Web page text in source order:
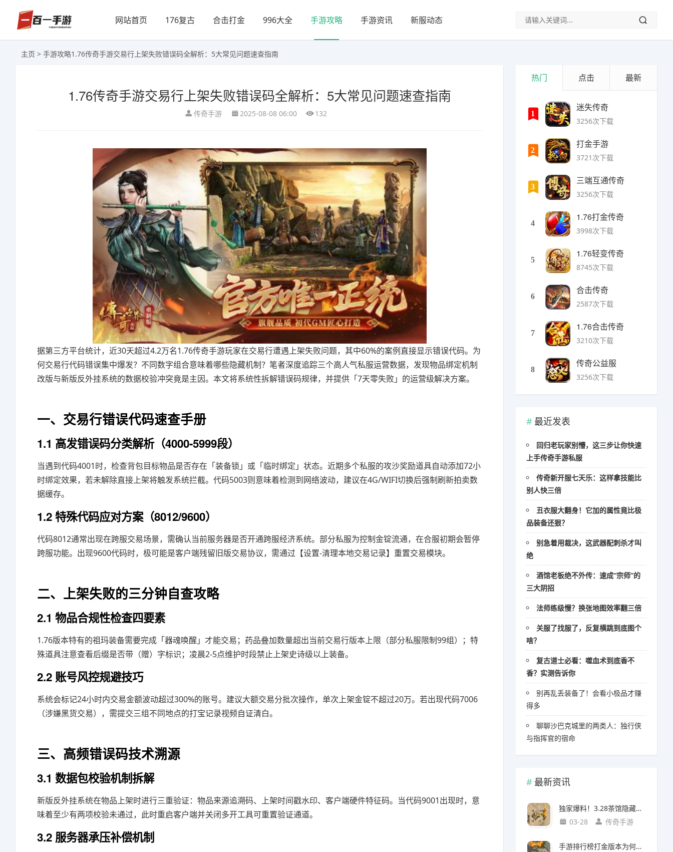
网站首页 176复古 合击打金 996大全 手游攻略 手游资讯 新服动态
主页 > 手游攻略1.76传奇手游交易行上架失败错误码全解析：5大常见问题速查指南
1.76传奇手游交易行上架失败错误码全解析：5大常见问题速查指南
传奇手游 2025-08-08 06:00 132
据第三方平台统计，近30天超过4.2万名1.76传奇手游玩家在交易行遭遇上架失败问题，其中60%的案例直接显示错误代码。为
何交易行代码错误集中爆发？不同数字组合意味着哪些隐藏机制？笔者深度追踪三个高人气私服运营数据，发现物品绑定机制
改版与新版反外挂系统的数据校验冲突竟是主因。本文将系统性拆解错误码规律，并提供「7天零失败」的运营级解决方案。
一、交易行错误代码速查手册
1.1 高发错误码分类解析（4000-5999段）
当遇到代码4001时，检查背包目标物品是否存在「装备锁」或「临时绑定」状态。近期多个私服的攻沙奖励道具自动添加72小
时绑定效果，若未解除直接上架将触发系统拦截。代码5003则意味着检测到网络波动，建议在4G/WIFI切换后强制刷新拍卖数
据缓存。
1.2 特殊代码应对方案（8012/9600）
代码8012通常出现在跨服交易场景，需确认当前服务器是否开通跨服经济系统。部分私服为控制金锭流通，在合服初期会暂停
跨服功能。出现9600代码时，极可能是客户端残留旧版交易协议，需通过【设置-清理本地交易记录】重置交易模块。
二、上架失败的三分钟自查攻略
2.1 物品合规性检查四要素
1.76版本特有的祖玛装备需要完成「器魂唤醒」才能交易；药品叠加数量超出当前交易行版本上限（部分私服限制99组）；特
殊道具注意查看后缀是否带（赠）字标识；凌晨2-5点维护时段禁止上架史诗级以上装备。
2.2 账号风控规避技巧
系统会标记24小时内交易金额波动超过300%的账号。建议大额交易分批次操作，单次上架金锭不超过20万。若出现代码7006
（涉嫌黑货交易），需提交三组不同地点的打宝记录视频自证清白。
三、高频错误码技术溯源
3.1 数据包校验机制拆解
新版反外挂系统在物品上架时进行三重验证：物品来源追溯码、上架时间戳水印、客户端硬件特征码。当代码9001出现时，意
味着至少有两项校验未通过，此时重启客户端并关闭多开工具可重置验证通道。
3.2 服务器承压补偿机制
热门 点击 最新
1
迷失传奇
3256次下载
2
打金手游
3721次下载
3
三端互通传奇
3256次下载
4
1.76打金传奇
3998次下载
5
1.76轻变传奇
8745次下载
6
合击传奇
2587次下载
7
1.76合击传奇
3210次下载
8
传奇公益服
3256次下载
最近发表
回归老玩家别懵，这三步让你快速
上手传奇手游私服
传奇新开服七天乐：这样拿技能比
别人快三倍
丑衣服大翻身！它加的属性竟比极
品装备还狠？
别急着用裁决，这武器配刺杀才叫
绝
酒馆老板绝不外传：速成“宗师”的
三大阴招
法师练级慢？换张地图效率翻三倍
关服了找服了，反复横跳到底图个
啥？
复古道士必看：噬血术到底香不
香？实测告诉你
别再乱丢装备了！会看小极品才赚
得多
聊聊沙巴克城里的两类人：独行侠
与指挥官的宿命
最新资讯
独家爆料！3.28茶馆隐藏任务出8阶装（附坐标/对话/强化指南）
03-28
传奇手游
手游排行榜打金版本为何爆火？玩家真实需求与版本价值解析